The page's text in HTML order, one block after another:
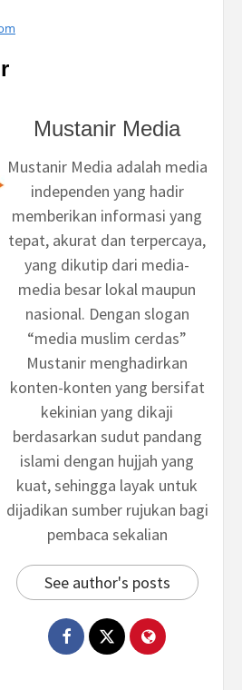
Mustanir Media
Mustanir Media adalah media
independen yang hadir
memberikan informasi yang
tepat, akurat dan terpercaya,
yang dikutip dari media-
media besar lokal maupun
nasional. Dengan slogan
“media muslim cerdas”
Mustanir menghadirkan
konten-konten yang bersifat
kekinian yang dikaji
berdasarkan sudut pandang
islami dengan hujjah yang
kuat, sehingga layak untuk
dijadikan sumber rujukan bagi
pembaca sekalian
See author's posts